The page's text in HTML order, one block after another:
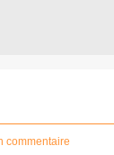
commentaire